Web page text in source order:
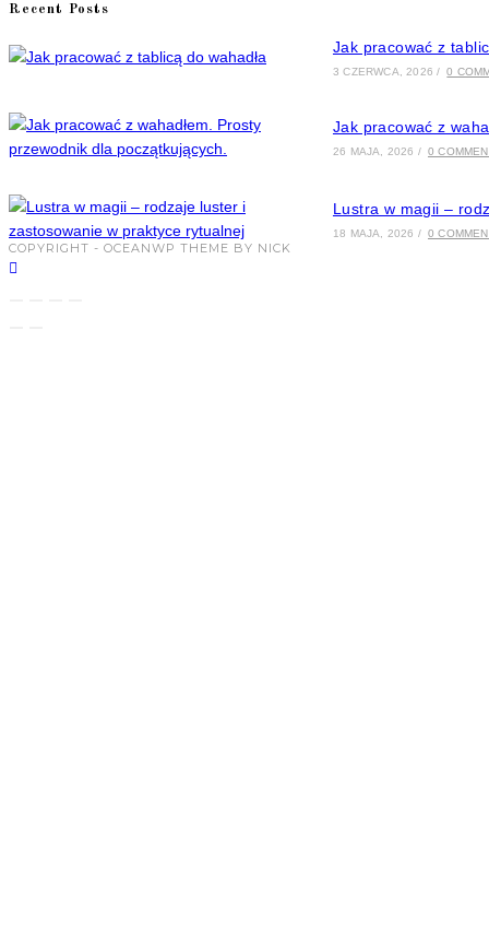
new
tab
new
Recent Posts
Jak pracować z
3 CZERWCA, 2026 / 0
Jak pracować z
26 MAJA, 2026 / 0
Lustra w magii –
18 MAJA, 2026 / 0
COPYRIGHT - OCEANWP THEME BY NICK